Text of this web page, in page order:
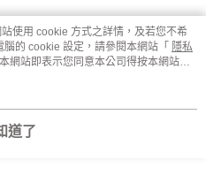
使用 cookie 方式之詳情，及若您不希
的 cookie 設定，請參閱本網站「 隱私
網站即表示您同意本公司得按本網站使
道了